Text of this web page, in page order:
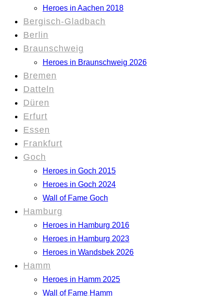
Heroes in Aachen 2018
Bergisch-Gladbach
Berlin
Braunschweig
Heroes in Braunschweig 2026
Bremen
Datteln
Düren
Erfurt
Essen
Frankfurt
Goch
Heroes in Goch 2015
Heroes in Goch 2024
Wall of Fame Goch
Hamburg
Heroes in Hamburg 2016
Heroes in Hamburg 2023
Heroes in Wandsbek 2026
Hamm
Heroes in Hamm 2025
Wall of Fame Hamm